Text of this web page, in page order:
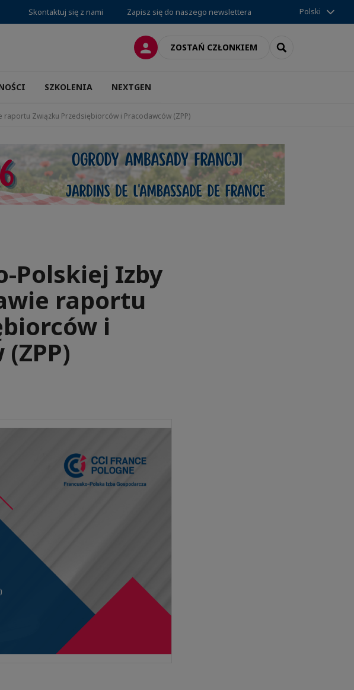
Skontaktuj się z nami Zapisz się do naszego newslettera Polski
LOGOWANIEZOSTAŃ CZŁONKIEM SEARCH
SZKOLENIA NEXTGEN
Związku Przedsiębiorców i Pracodawców (ZPP)
Polskiej Izby
raportu
i